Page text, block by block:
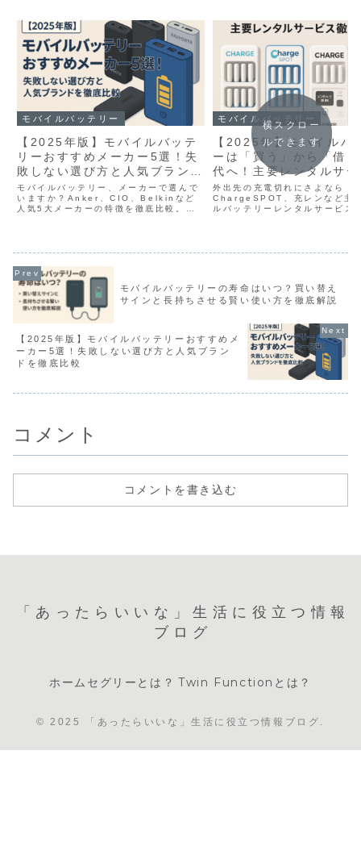
モバイルバッテリー
【2025年版】モバイルバッテ
リーおすすめメーカー5選！失
敗しない選び方と人気ブランド
を徹底比較
モバイルバッテリー、メーカーで選んで
いますか？Anker、CIO、Belkinなど
人気5大メーカーの特徴を徹底比較。安
モバイルバッテリー
【2025年】モバイルバ
ーは「買う」から「借
代へ！主要レンタルサ
底比較
外出先の充電切れにさよなら！
ChargeSPOT、充レンなど主
ルバッテリーレンタルサービス
横スクロー
ルできます
モバイルバッテリーの寿命はいつ？買い替え
サインと長持ちさせる賢い使い方を徹底解説
【2025年版】モバイルバッテリーおすすめメ
ーカー5選！失敗しない選び方と人気ブラン
ドを徹底比較
コメント
コメントを書き込む
「あったらいいな」生活に役立つ情報
ブログ
ホームセグリーとは？ Twin Functionとは？
© 2025 「あったらいいな」生活に役立つ情報ブログ.